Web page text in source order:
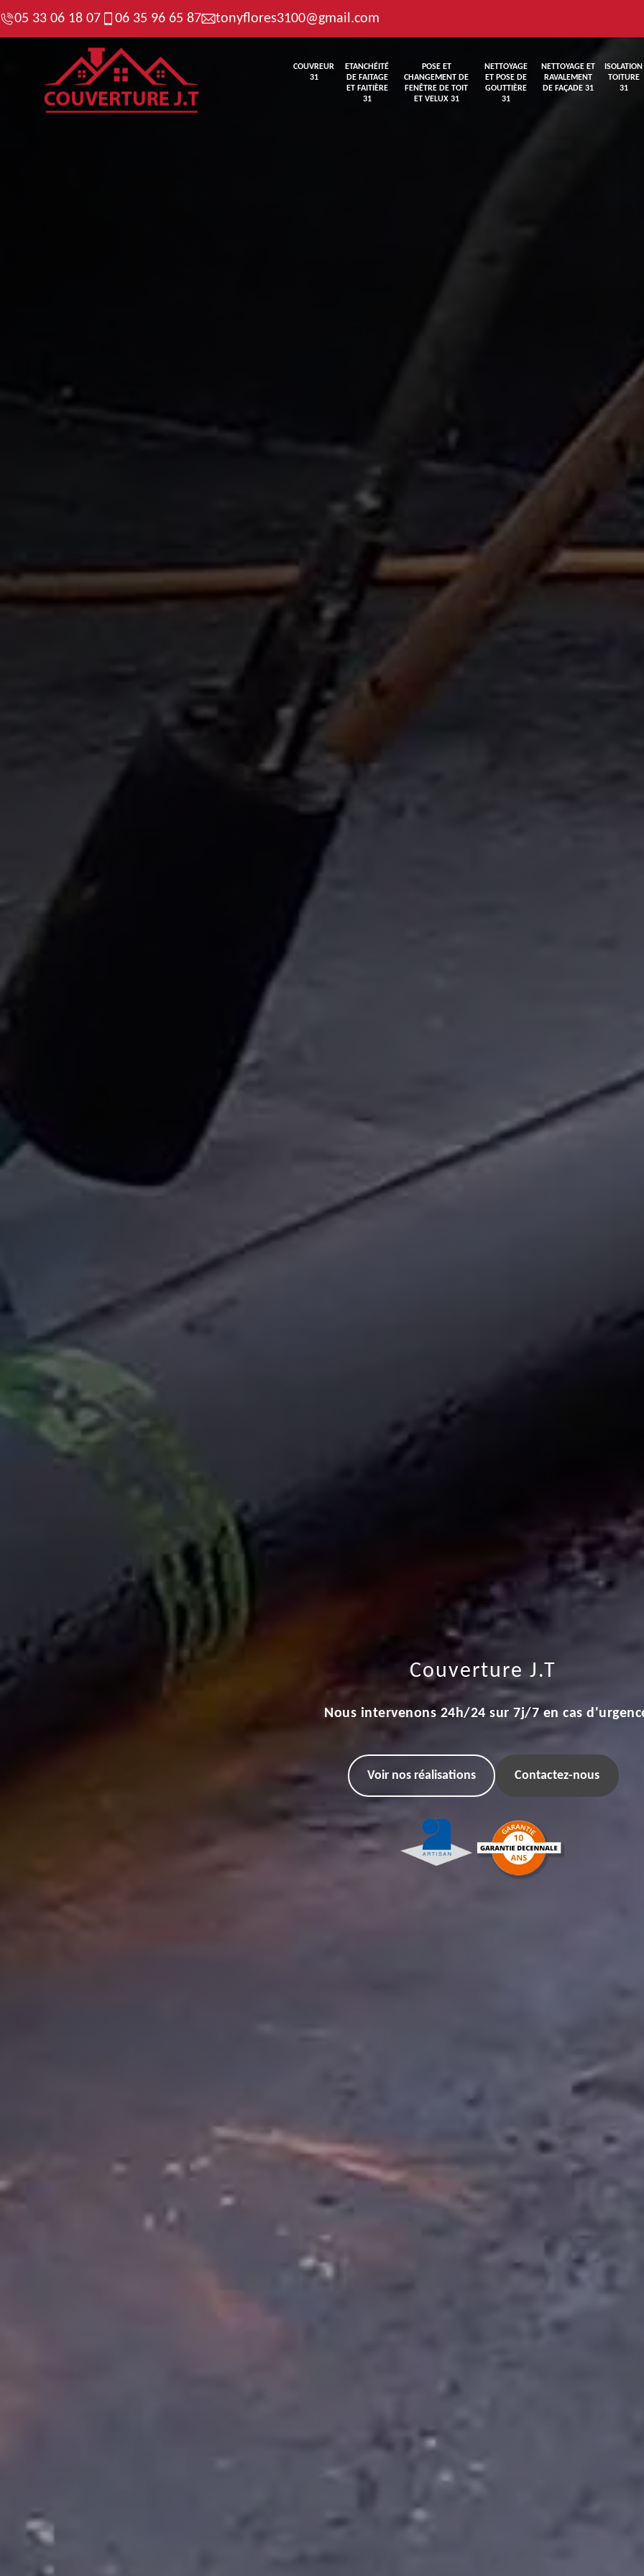
05 33 06 18 07 06 35 96 65 87 tonyflores3100@gmail.com
COUVREUR
31
ETANCHÉITÉ
DE FAITAGE
ET FAITIÈRE
31
POSE ET
CHANGEMENT DE
FENÊTRE DE TOIT
ET VELUX 31
NETTOYAGE
ET POSE DE
GOUTTIÈRE
31
NETTOYAGE ET
RAVALEMENT
DE FAÇADE 31
ISOLATION
TOITURE
31
Couverture J.T
Nous intervenons 24h/24 sur 7j/7 en cas
Voir nos réalisations Contactez-nous